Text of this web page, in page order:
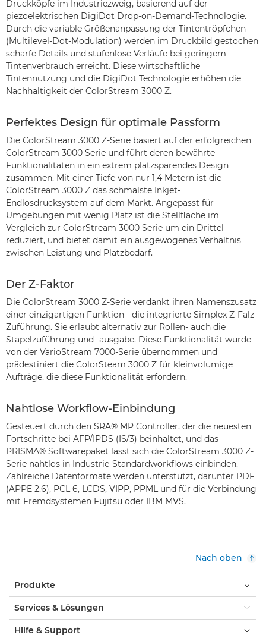
Druckköpfe im Industriezweig, basierend auf der
piezoelektrischen DigiDot Drop-on-Demand-Technologie.
Durch die variable Größenanpassung der Tintentröpfchen
(Multilevel-Dot-Modulation) werden im Druckbild gestochen
scharfe Details und stufenlose Verläufe bei geringem
Tintenverbrauch erreicht. Diese wirtschaftliche
Tintennutzung und die DigiDot Technologie erhöhen die
Nachhaltigkeit der ColorStream 3000 Z.
Perfektes Design für optimale Passform
Die ColorStream 3000 Z-Serie basiert auf der erfolgreichen
ColorStream 3000 Serie und führt deren bewährte
Funktionalitäten in ein extrem platzsparendes Design
zusammen. Mit einer Tiefe von nur 1,4 Metern ist die
ColorStream 3000 Z das schmalste Inkjet-
Endlosdrucksystem auf dem Markt. Angepasst für
Umgebungen mit wenig Platz ist die Stellfläche im
Vergleich zur ColorStream 3000 Serie um ein Drittel
reduziert, und bietet damit ein ausgewogenes Verhältnis
zwischen Leistung und Platzbedarf.
Der Z-Faktor
Die ColorStream 3000 Z-Serie verdankt ihren Namenszusatz
einer einzigartigen Funktion - die integrierte Simplex Z-Falz-
Zuführung. Sie erlaubt alternativ zur Rollen- auch die
Stapelzuführung und -ausgabe. Diese Funktionalität wurde
von der VarioStream 7000-Serie übernommen und
prädestiniert die ColorSteam 3000 Z für kleinvolumige
Aufträge, die diese Funktionalität erfordern.
Nahtlose Workflow-Einbindung
Gesteuert durch den SRA® MP Controller, der die neuesten
Fortschritte bei AFP/IPDS (IS/3) beinhaltet, und das
PRISMA® Softwarepaket lässt sich die ColorStream 3000 Z-
Serie nahtlos in Industrie-Standardworkflows einbinden.
Zahlreiche Datenformate werden unterstützt, darunter PDF
(APPE 2.6), PCL 6, LCDS, VIPP, PPML und für die Verbindung
mit Fremdsystemen Fujitsu oder IBM MVS.
Nach oben
Produkte
Services & Lösungen
Hilfe & Support